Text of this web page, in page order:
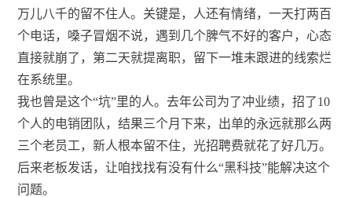
万儿八千的留不住人。关键是，人还有情绪，一天打两百
个电话，嗓子冒烟不说，遇到几个脾气不好的客户，心态
直接就崩了，第二天就提离职，留下一堆未跟进的线索烂
在系统里。
我也曾是这个“坑”里的人。去年公司为了冲业绩，招了10
个人的电销团队，结果三个月下来，出单的永远就那么两
三个老员工，新人根本留不住，光招聘费就花了好几万。
后来老板发话，让咱找找有没有什么“黑科技”能解决这个
问题。